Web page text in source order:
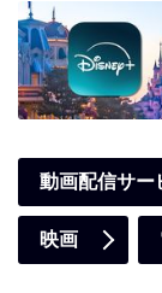
動画配信サー
映画